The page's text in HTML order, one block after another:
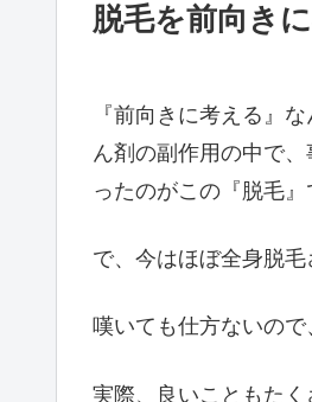
脱毛を前向き
『前向きに考える』
ん剤の副作用の中で
ったのがこの『脱毛
で、今はほぼ全身脱
嘆いても仕方ないので
実際、良いこともたく